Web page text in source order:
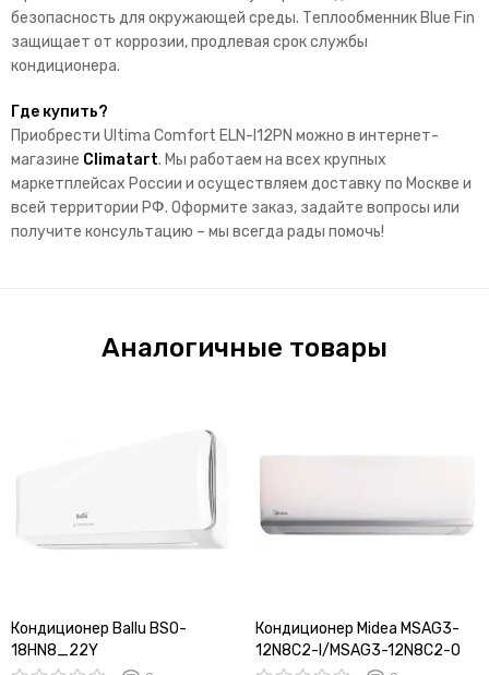
безопасность для окружающей среды. Теплообменник Blue Fin
защищает от коррозии, продлевая срок службы
кондиционера.
Где купить?
Приобрести Ultima Comfort ELN-I12PN можно в интернет-
магазине Climatart. Мы работаем на всех крупных
маркетплейсах России и осуществляем доставку по Москве и
всей территории РФ. Оформите заказ, задайте вопросы или
получите консультацию – мы всегда рады помочь!
Аналогичные товары
Кондиционер Ballu BSO-
18HN8_22Y
Кондиционер Midea MSAG3-
12N8C2-I/MSAG3-12N8C2-O